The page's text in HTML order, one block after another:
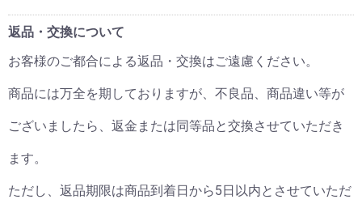
返品・交換について
お客様のご都合による返品・交換はご遠慮ください。
商品には万全を期しておりますが、不良品、商品違い等が
ございましたら、返金または同等品と交換させていただき
ます。
ただし、返品期限は商品到着日から5日以内とさせていただ